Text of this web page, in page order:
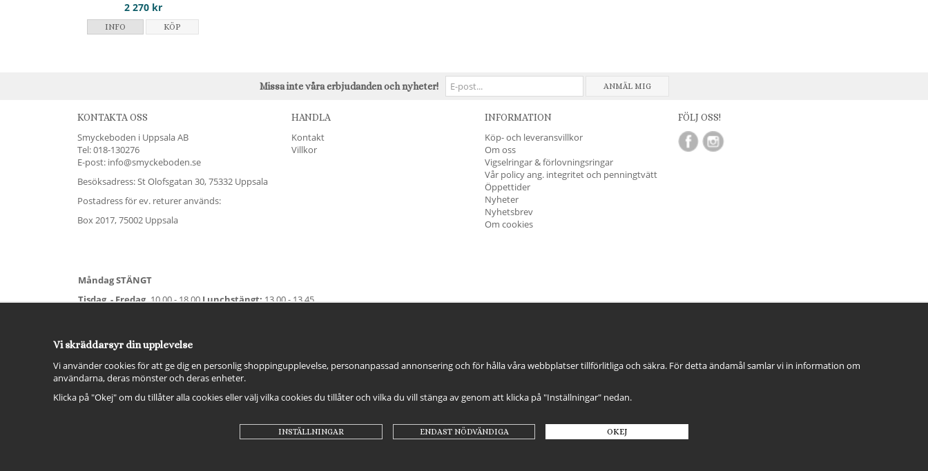
2 270 kr
INFO KÖP
Missa inte våra erbjudanden och nyheter! ANMÄL MIG
KONTAKTA OSS
Smyckeboden i Uppsala AB
Tel:018-130276
E-post: info@smyckeboden.se
Besöksadress: St Olofsgatan 30, 75332 Uppsala
Postadress för ev. returer används:
Box 2017, 75002 Uppsala
Måndag STÄNGT
Tisdag - Fredag, 10.00 - 18.00 Lunchstängt: 13.00 - 13.45
För avvikande öppettider:
HANDLA
Kontakt
Villkor
INFORMATION
Köp- och leveransvillkor
Om oss
Vigselringar & förlovningsringar
Vår policy ang. integritet och penningtvätt
Öppettider
Nyheter
Nyhetsbrev
Om cookies
FÖLJ OSS!
Vi skräddarsyr din upplevelse
Vi använder cookies för att ge dig en personlig shoppingupplevelse, personanpassad annonsering och för hålla våra webbplatser tillförlitliga och säkra. För detta ändamål samlar vi in information om
användarna, deras mönster och deras enheter.
Klicka på "Okej" om du tillåter alla cookies eller välj vilka cookies du tillåter och vilka du vill stänga av genom att klicka på "Inställningar" nedan.
INSTÄLLNINGAR ENDAST NÖDVÄNDIGA OKEJ